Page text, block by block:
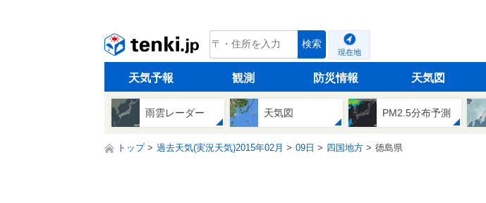
tenki.jp 検索
現在地
天気予報 観測 防災情報 天気図
雨雲レーダー 天気図 PM2.5分布予測
トップ 過去天気(実況天気)2015年02月 09日 四国地方 徳島県